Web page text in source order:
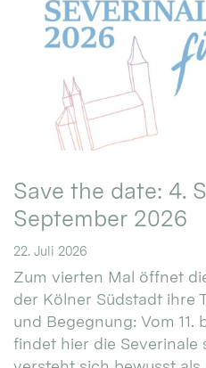
Save the date: 4.
September 2026
22. Juli 2026
Zum vierten Mal öffnet
der Kölner Südstadt ihre
und Begegnung: Vom 11.
findet hier die Severinale